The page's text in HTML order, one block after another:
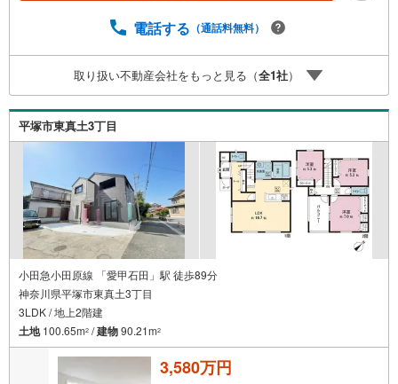
ふれるルーフバルコニーです。南向きの陽光を感じなが
ります。徒歩10分圏内に小学校やスーパーが揃う利便性の
高さも魅力。浴室乾燥機や充実した収納など、日々の家事
を支える設備も細部まで整っています。フラット35Sにも
適合しており、資金計画の面でも心強い味方となります。
安心・快適・便利の三拍子が揃ったこの家で、理想の暮ら
しを叶えてください。
電話する （通話料無料）
取り扱い不動産会社をもっと見る（全1社）
平塚市東真土3丁目
小田急小田原線 「愛甲石田」駅 徒歩89分
神奈川県平塚市東真土3丁目
3LDK / 地上2階建
土地100.65m2 /建物90.21m2
3,580万円